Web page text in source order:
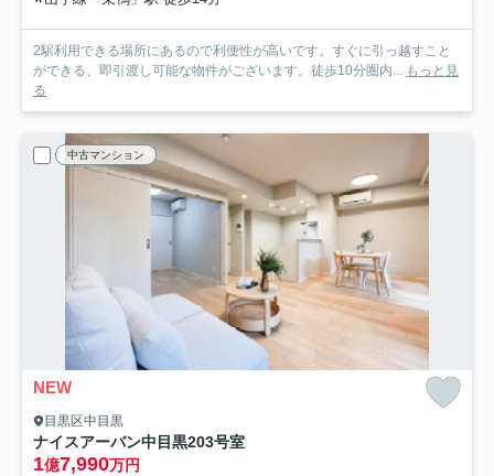
2駅利用できる場所にあるので利便性が高いです。すぐに引っ越すこと
ができる、即引渡し可能な物件がございます。徒歩10分圏内...
もっと見
る
中古マンション
NEW
目黒区中目黒
ナイスアーバン中目黒203号室
1億7,990万円